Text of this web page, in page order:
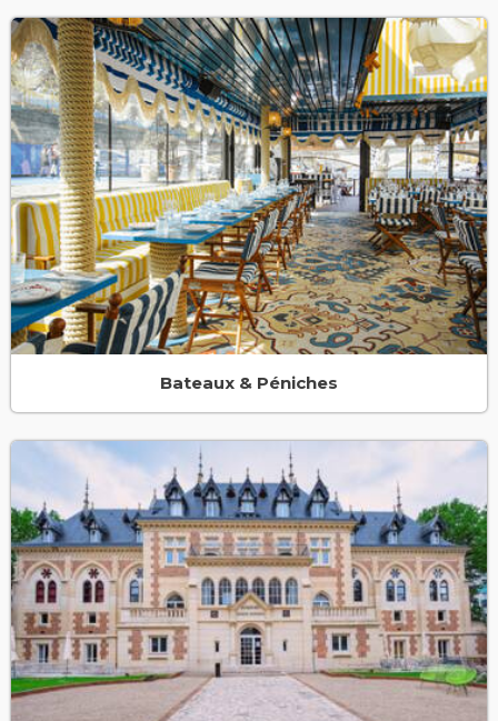
Bateaux & Péniches